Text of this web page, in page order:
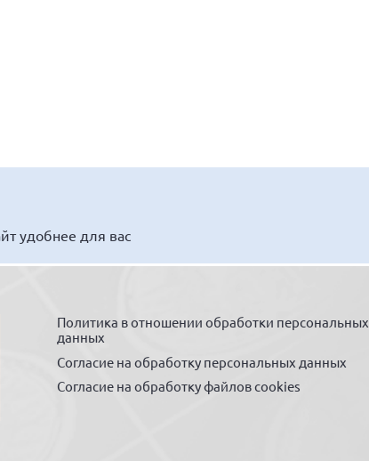
удобнее для вас
Политика в отношении обработки персональных
данных
Согласие на обработку персональных данных
Согласие на обработку файлов cookies